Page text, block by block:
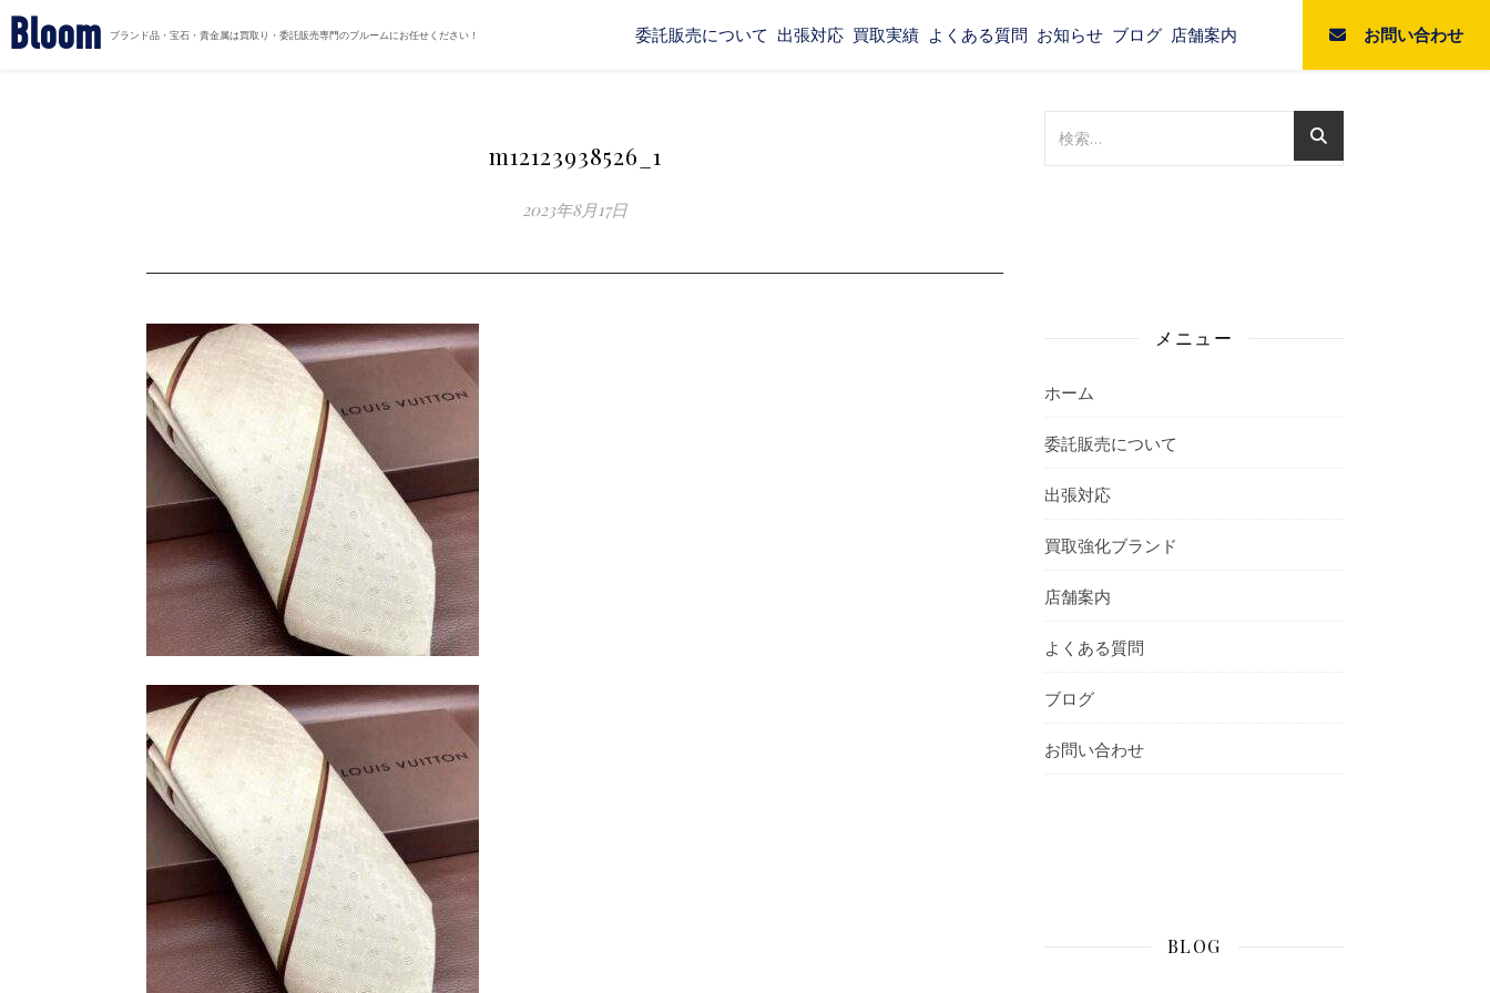
Bloom ブランド品・宝石・貴金属は買取り・委託販売専門のブルームにお任せください！ 委託販売について 出張対応 買取実績 よくある質問 お知らせ ブログ 店舗案内 お問い合わせ
m12123938526_1
2023年8月17日
メニュー
ホーム
委託販売について
出張対応
買取強化ブランド
店舗案内
よくある質問
ブログ
お問い合わせ
BLOG